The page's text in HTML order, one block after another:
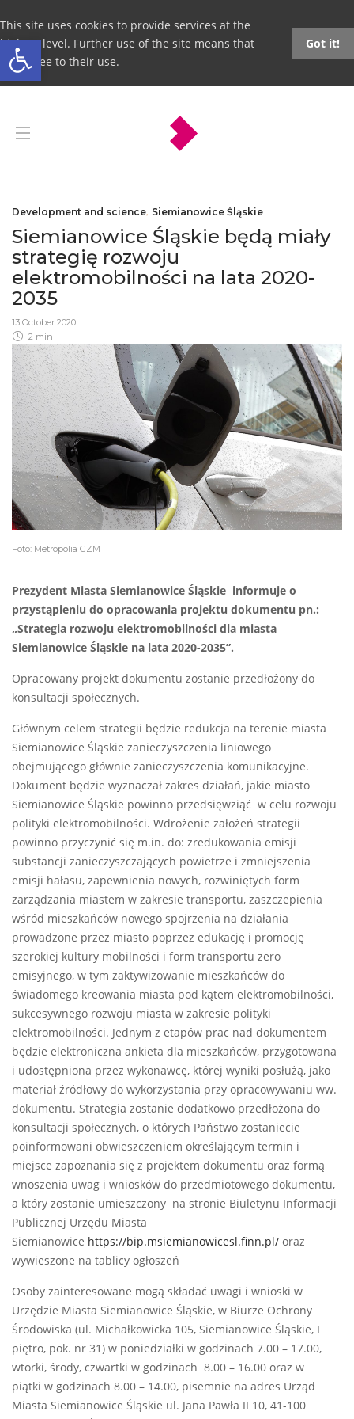
Open toolbar
This site uses cookies to provide services at the
highest level. Further use of the site means that
you agree to their use.
Got it!
Development and science, Siemianowice Śląskie
Siemianowice Śląskie będą miały
strategię rozwoju
elektromobilności na lata 2020-
2035
13 October 2020
2 min
Foto: Metropolia GZM
Prezydent Miasta Siemianowice Śląskie informuje o
przystąpieniu do opracowania projektu dokumentu pn.:
„Strategia rozwoju elektromobilności dla miasta
Siemianowice Śląskie na lata 2020-2035”.
Opracowany projekt dokumentu zostanie przedłożony do
konsultacji społecznych.
Głównym celem strategii będzie redukcja na terenie miasta
Siemianowice Śląskie zanieczyszczenia liniowego
obejmującego głównie zanieczyszczenia komunikacyjne.
Dokument będzie wyznaczał zakres działań, jakie miasto
Siemianowice Śląskie powinno przedsięwziąć w celu rozwoju
polityki elektromobilności. Wdrożenie założeń strategii
powinno przyczynić się m.in. do: zredukowania emisji
substancji zanieczyszczających powietrze i zmniejszenia
emisji hałasu, zapewnienia nowych, rozwiniętych form
zarządzania miastem w zakresie transportu, zaszczepienia
wśród mieszkańców nowego spojrzenia na działania
prowadzone przez miasto poprzez edukację i promocję
szerokiej kultury mobilności i form transportu zero
emisyjnego, w tym zaktywizowanie mieszkańców do
świadomego kreowania miasta pod kątem elektromobilności,
sukcesywnego rozwoju miasta w zakresie polityki
elektromobilności. Jednym z etapów prac nad dokumentem
będzie elektroniczna ankieta dla mieszkańców, przygotowana
i udostępniona przez wykonawcę, której wyniki posłużą, jako
materiał źródłowy do wykorzystania przy opracowywaniu ww.
dokumentu. Strategia zostanie dodatkowo przedłożona do
konsultacji społecznych, o których Państwo zostaniecie
poinformowani obwieszczeniem określającym termin i
miejsce zapoznania się z projektem dokumentu oraz formą
wnoszenia uwag i wniosków do przedmiotowego dokumentu,
a który zostanie umieszczony na stronie Biuletynu Informacji
Publicznej Urzędu Miasta
Siemianowice https://bip.msiemianowicesl.finn.pl/ oraz
wywieszone na tablicy ogłoszeń
Osoby zainteresowane mogą składać uwagi i wnioski w
Urzędzie Miasta Siemianowice Śląskie, w Biurze Ochrony
Środowiska (ul. Michałkowicka 105, Siemianowice Śląskie, I
piętro, pok. nr 31) w poniedziałki w godzinach 7.00 – 17.00,
wtorki, środy, czwartki w godzinach 8.00 – 16.00 oraz w
piątki w godzinach 8.00 – 14.00, pisemnie na adres Urząd
Miasta Siemianowice Śląskie ul. Jana Pawła II 10, 41-100